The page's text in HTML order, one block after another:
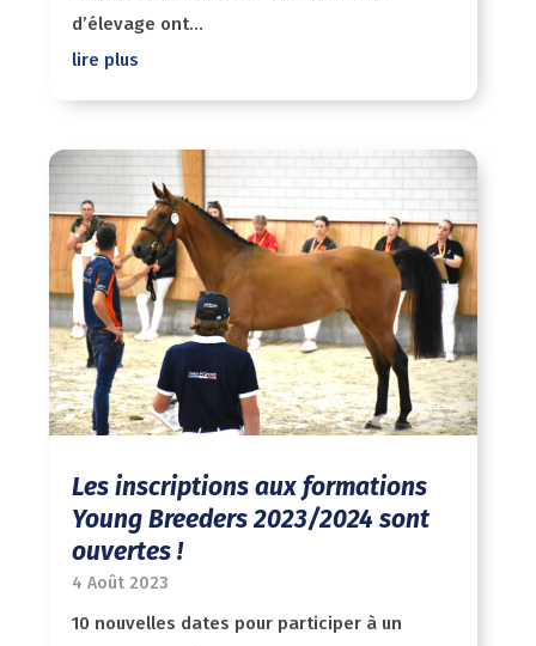
d’élevage ont...
lire plus
Les inscriptions aux formations
Young Breeders 2023/2024 sont
ouvertes !
4 Août 2023
10 nouvelles dates pour participer à un